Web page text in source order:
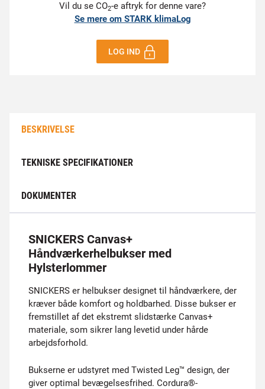
Vil du se CO2-e aftryk for denne vare?
Se mere om STARK klimaLog
LOG IND
BESKRIVELSE
TEKNISKE SPECIFIKATIONER
DOKUMENTER
SNICKERS Canvas+
Håndværkerhelbukser med
Hylsterlommer
SNICKERS er helbukser designet til håndværkere, der
kræver både komfort og holdbarhed. Disse bukser er
fremstillet af det ekstremt slidstærke Canvas+
materiale, som sikrer lang levetid under hårde
arbejdsforhold.
Bukserne er udstyret med Twisted Leg™ design, der
giver optimal bevægelsesfrihed. Cordura®-